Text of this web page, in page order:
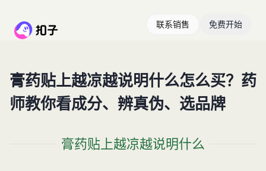
联系销售 免费开始
膏药贴上越凉越说明什么怎么买？药
师教你看成分、辨真伪、选品牌
膏药贴上越凉越说明什么